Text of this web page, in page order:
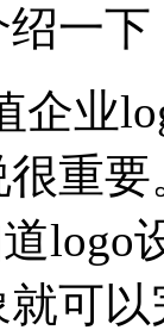
一下
企业
重
logo
可